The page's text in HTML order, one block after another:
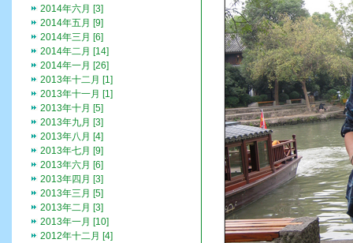
2014年六月 [3]
2014年五月 [9]
2014年三月 [6]
2014年二月 [14]
2014年一月 [26]
2013年十二月 [1]
2013年十一月 [1]
2013年十月 [5]
2013年九月 [3]
2013年八月 [4]
2013年七月 [9]
2013年六月 [6]
2013年四月 [3]
2013年三月 [5]
2013年二月 [3]
2013年一月 [10]
2012年十二月 [4]